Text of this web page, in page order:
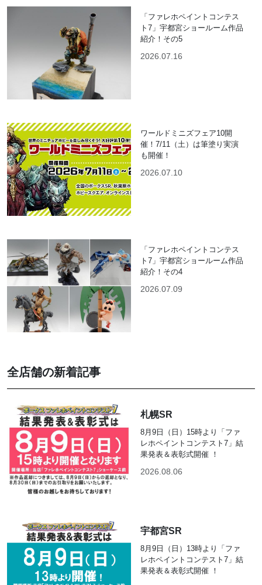
「ファレホペイントコンテス
ト7」宇都宮ショールーム作品
紹介！その5
2026.07.16
ワールドミニズフェア10開
催！7/11（土）は筆塗り実演
も開催！
2026.07.10
「ファレホペイントコンテス
ト7」宇都宮ショールーム作品
紹介！その4
2026.07.09
全店舗の新着記事
札幌SR
8月9日（日）15時より「ファ
レホペイントコンテスト7」結
果発表＆表彰式開催 ！
2026.08.06
宇都宮SR
8月9日（日）13時より「ファ
レホペイントコンテスト7」結
果発表＆表彰式開催 ！